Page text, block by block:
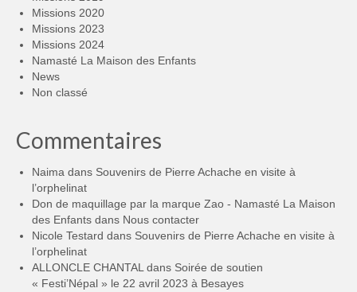
Missions 2020
Missions 2023
Missions 2024
Namasté La Maison des Enfants
News
Non classé
Commentaires
Naima dans Souvenirs de Pierre Achache en visite à
l’orphelinat
Don de maquillage par la marque Zao - Namasté La Maison
des Enfants dans Nous contacter
Nicole Testard dans Souvenirs de Pierre Achache en visite à
l’orphelinat
ALLONCLE CHANTAL dans Soirée de soutien
« Festi’Népal » le 22 avril 2023 à Besayes